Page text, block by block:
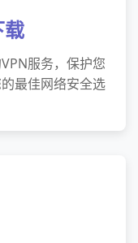
服务，保护您
最佳网络安全选